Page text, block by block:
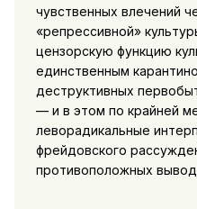
чувственных влечений
«репрессивной»
цензорскую функцию
единственным
деструктивных
— и в этом по крайней
леворадикальные
фрейдовского
противоположных